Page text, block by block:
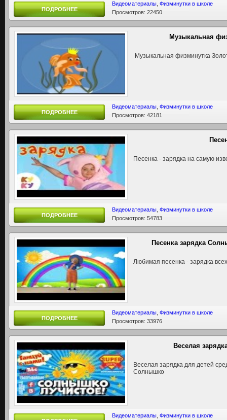
ПОДРОБНЕЕ
Видеоматериалы Физминутки в школе
Просмотров: 22450
Музыкальная
Музыкальная физминутка
ПОДРОБНЕЕ
Видеоматериалы Физминутки в школе
Просмотров: 42181
Песенка - зарядка на самую
ПОДРОБНЕЕ
Видеоматериалы Физминутки в школе
Просмотров: 54783
Песенка зарядка
Любимая песенка - зарядка
ПОДРОБНЕЕ
Видеоматериалы Физминутки в школе
Просмотров: 33976
Веселая
Веселая зарядка для детей
Солнышко
Видеоматериалы Физминутки в школе